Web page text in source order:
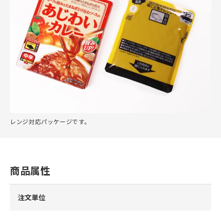
レンジ対応パッケージです。
商品属性
注文単位